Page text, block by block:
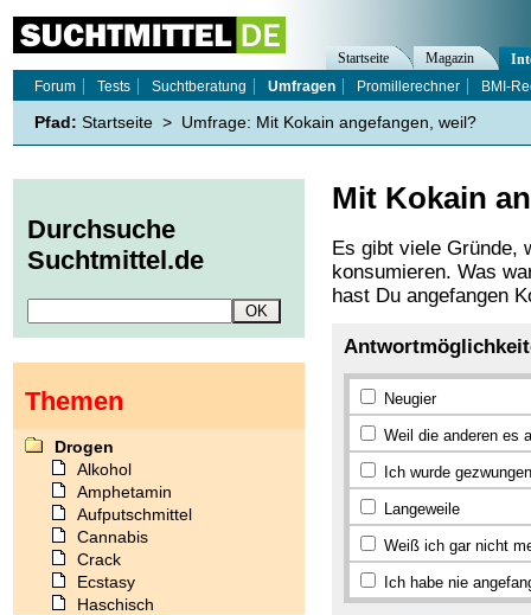
Mit Kokain
Es gibt viele Gründe,
konsumieren. Was
hast Du angefangen
Neugier
Weil die anderen es
Ich wurde gezwungen
Langeweile
Weiß ich gar nicht
Ich habe nie
Startseite Magazin
Forum
Tests Suchtberatung Umfragen Promillerechner BMI-
Pfad: Startseite > Umfrage: Mit Kokain angefangen, weil?
Durchsuche
Suchtmittel.de
Themen
Drogen
Alkohol
Amphetamin
Aufputschmittel
Cannabis
Crack
Ecstasy
Haschisch